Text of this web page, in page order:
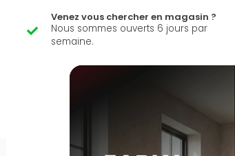
Venez vous chercher en magasin ?
Nous sommes ouverts 6 jours par
semaine.